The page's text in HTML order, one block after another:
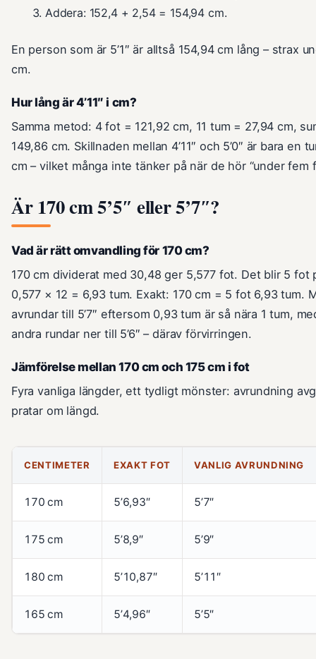
Addera: 152,4 + 2,54 = 154,94 cm.
En person som är 5’1″ är alltså 154,94 cm lång – strax
cm.
Hur lång är 4’11″ i cm?
Samma metod: 4 fot = 121,92 cm, 11 tum = 27,94 cm,
149,86 cm. Skillnaden mellan 4’11″ och 5’0″ är bara en
cm – vilket många inte tänker på när de hör “under fem
Är 170 cm 5’5″ eller 5’7″?
Vad är rätt omvandling för 170 cm?
170 cm dividerat med 30,48 ger 5,577 fot. Det blir 5 fot
0,577 × 12 = 6,93 tum. Exakt: 170 cm = 5 fot 6,93 tum.
avrundar till 5’7″ eftersom 0,93 tum är så nära 1 tum,
andra rundar ner till 5’6″ – därav förvirringen.
Jämförelse mellan 170 cm och 175 cm i fot
Fyra vanliga längder, ett tydligt mönster: avrundning
pratar om längd.
CENTIMETER EXAKT FOT VANLIG AVRUNDNING
170 cm 5’6,93″ 5’7″
175 cm 5’8,9″ 5’9″
180 cm 5’10,87″ 5’11″
165 cm 5’4,96″ 5’5″